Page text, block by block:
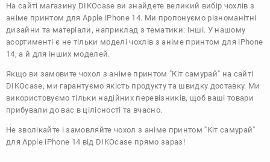
На сайті магазину DIKOcase ви знайдете великий вибір чохлів з
аніме принтом для Apple iPhone 14. Ми пропонуємо різноманітні
дизайни та матеріали, наприклад з тематики: Інші. У нашому
асортименті є не тільки моделі чохлів з аніме принтом для iPhone
14, а й для інших моделей.
Якщо ви замовите чохол з аніме принтом "Кіт самурай" на сайті
DIKOcase, ми гарантуємо якість продукту та швидку доставку. Ми
використовуємо тільки надійних перевізників, щоб ваші товари
прибували до вас в цілісності та вчасно.
Не зволікайте і замовляйте чохол з аніме принтом "Кіт самурай"
для Apple iPhone 14 від DIKOcase прямо зараз!